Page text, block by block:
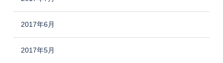
2017年6月
2017年5月